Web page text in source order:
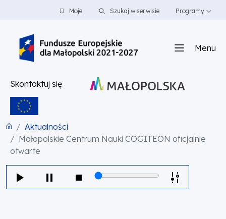
PRZEJDŹ DO TREŚCI
PRZEJDŹ DO MENUMoje Szukaj w serwisie Programy
Menu
Skontaktuj się
Aktualności
Małopolskie Centrum Nauki COGITEON oficjalnie
otwarte